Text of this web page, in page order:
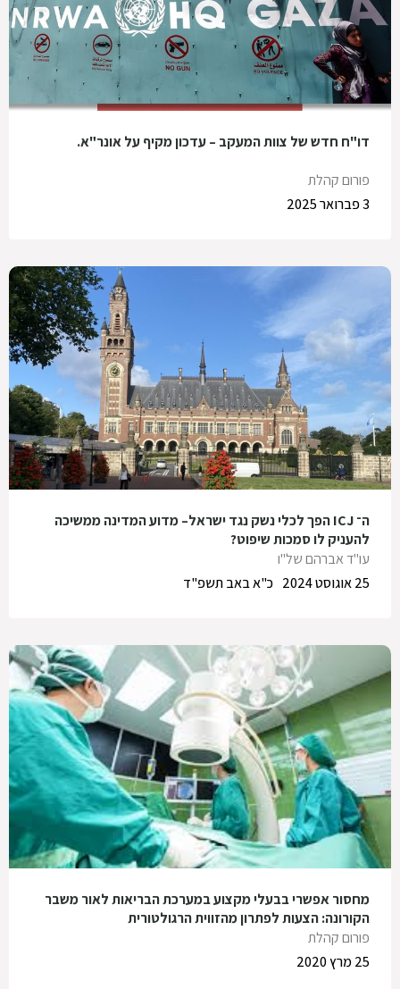
דו"ח חדש של צוות המעקב – עדכון מקיף על אונר"א.
פורום קהלת
3 פברואר 2025
ה־ ICJ הפך לכלי נשק נגד ישראל– מדוע המדינה ממשיכה
להעניק לו סמכות שיפוט?
עו"ד אברהם של"ו
כ"א באב תשפ"ד
25 אוגוסט 2024
מחסור אפשרי בבעלי מקצוע במערכת הבריאות לאור משבר
הקורונה: הצעות לפתרון מהזווית הרגולטורית
פורום קהלת
25 מרץ 2020